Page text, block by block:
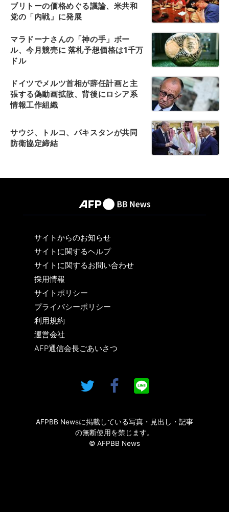
ブリトーの価格めぐる議論、米共和
党の「内戦」に発展
マラドーナさんの「神の手」ボー
ル、今月競売に 落札予想価格は1千万
ドル
ドイツでメルツ首相が辞任計画と主
張する偽動画拡散、背後にロシア系
情報工作組織
サウジ、トルコ、パキスタンが共同
防衛協定締結
サイトからのお知らせ
サイトに関するヘルプ
サイトに関するお問い合わせ
採用情報
サイトポリシー
プライバシーポリシー
利用規約
運営会社
AFP通信会長ごあいさつ
AFPBB Newsに掲載している写真・見出し・記事
の無断使用を禁じます。
© AFPBB News